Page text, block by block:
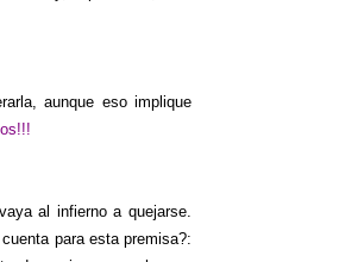
aunque eso implique
al infierno a quejarse.
para esta premisa?: